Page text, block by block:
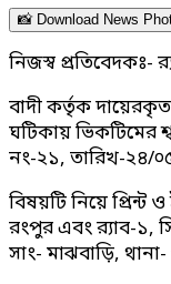
📸 Download News
নিজস্ব প্রতিবেদকঃ-
বাদী কর্তৃক
ঘটিকায় ভিকটিমের
নং-২১, তারিখ-২৪/
বিষয়টি নিয়ে
রংপুর এবং র‌্যাব-১,
সাং- মাঝবাড়ি,